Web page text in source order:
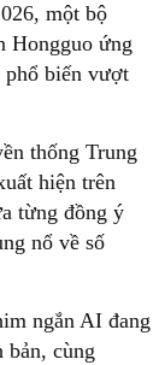
một bộ
Hongguo ứng
phổ biến vượt
thống Trung
hiện trên
từng đồng ý
nổ về số
ngắn AI đang
bản, cùng